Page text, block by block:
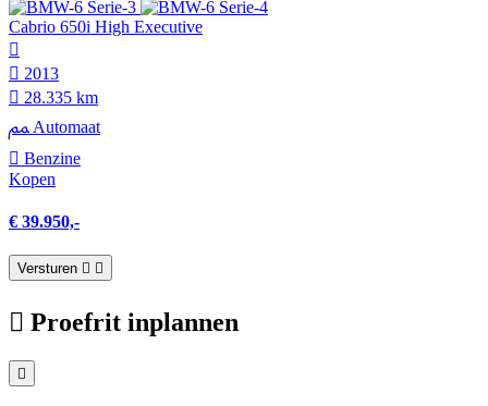
Cabrio 650i High Executive
2013
28.335 km
Automaat
Benzine
Kopen
€ 39.950,-
Versturen
Proefrit inplannen